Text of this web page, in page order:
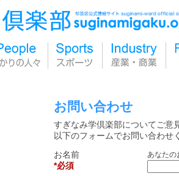
お問い合わせ
すぎなみ学倶楽部についてご意
以下のフォームでお問い合わせ
お名前
必須
あなたの